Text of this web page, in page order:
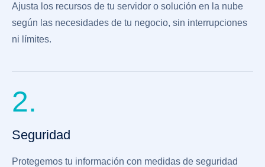
Ajusta los recursos de tu servidor o solución en la nube
según las necesidades de tu negocio, sin interrupciones
ni límites.
2.
Seguridad
Protegemos tu información con medidas de seguridad